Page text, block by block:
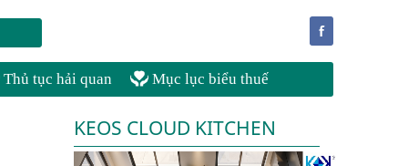
f
Thủ tục hải quan Mục lục biểu thuế
KEOS CLOUD KITCHEN